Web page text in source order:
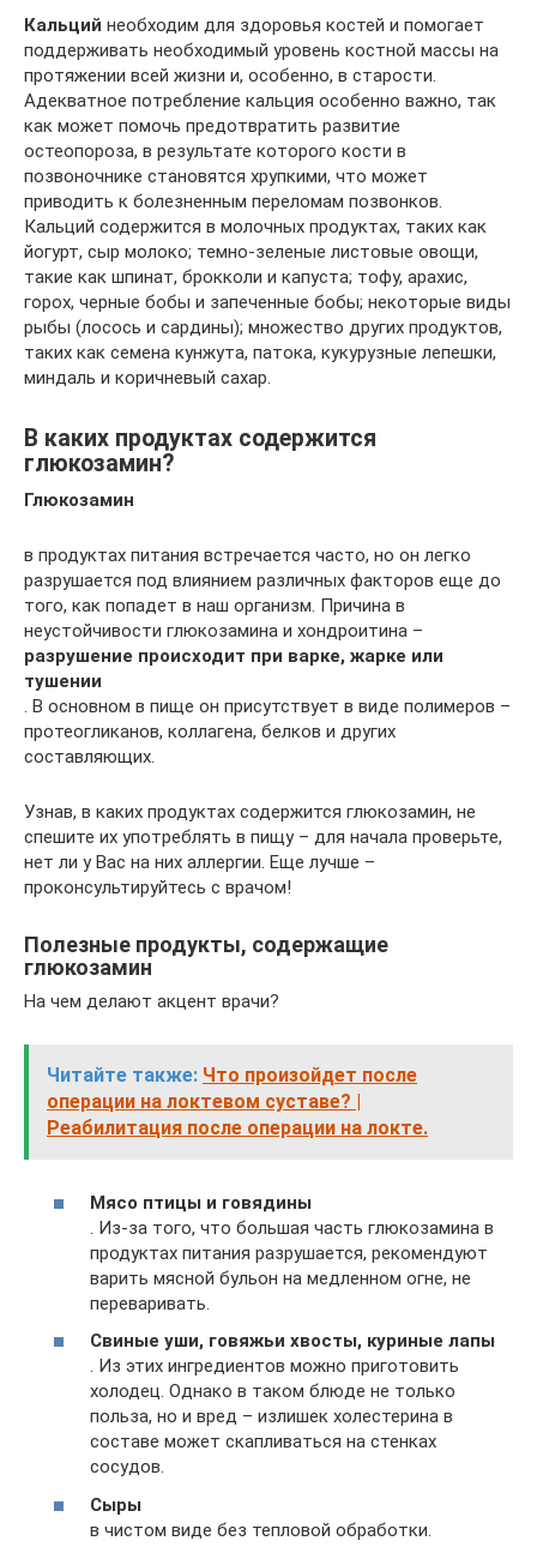
Кальций необходим для здоровья костей и помогает
поддерживать необходимый уровень костной массы на
протяжении всей жизни и, особенно, в старости.
Адекватное потребление кальция особенно важно, так
как может помочь предотвратить развитие
остеопороза, в результате которого кости в
позвоночнике становятся хрупкими, что может
приводить к болезненным переломам позвонков.
Кальций содержится в молочных продуктах, таких как
йогурт, сыр молоко; темно-зеленые листовые овощи,
такие как шпинат, брокколи и капуста; тофу, арахис,
горох, черные бобы и запеченные бобы; некоторые виды
рыбы (лосось и сардины); множество других продуктов,
таких как семена кунжута, патока, кукурузные лепешки,
миндаль и коричневый сахар.
В каких продуктах содержится
глюкозамин?
Глюкозамин
в продуктах питания встречается часто, но он легко
разрушается под влиянием различных факторов еще до
того, как попадет в наш организм. Причина в
неустойчивости глюкозамина и хондроитина –
разрушение происходит при варке, жарке или
тушении
. В основном в пище он присутствует в виде полимеров –
протеогликанов, коллагена, белков и других
составляющих.
Узнав, в каких продуктах содержится глюкозамин, не
спешите их употреблять в пищу – для начала проверьте,
нет ли у Вас на них аллергии. Еще лучше –
проконсультируйтесь с врачом!
Полезные продукты, содержащие
глюкозамин
На чем делают акцент врачи?
Читайте также: Что произойдет после
операции на локтевом суставе? |
Реабилитация после операции на локте.
Мясо птицы и говядины
. Из-за того, что большая часть глюкозамина в
продуктах питания разрушается, рекомендуют
варить мясной бульон на медленном огне, не
переваривать.
Свиные уши, говяжьи хвосты, куриные лапы
. Из этих ингредиентов можно приготовить
холодец. Однако в таком блюде не только
польза, но и вред – излишек холестерина в
составе может скапливаться на стенках
сосудов.
Сыры
в чистом виде без тепловой обработки.